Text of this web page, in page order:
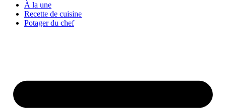
À la une
Recette de cuisine
Potager du chef